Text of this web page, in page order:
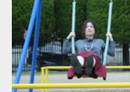
Update:
Category:公園のマッチョ その他
ダウンロード